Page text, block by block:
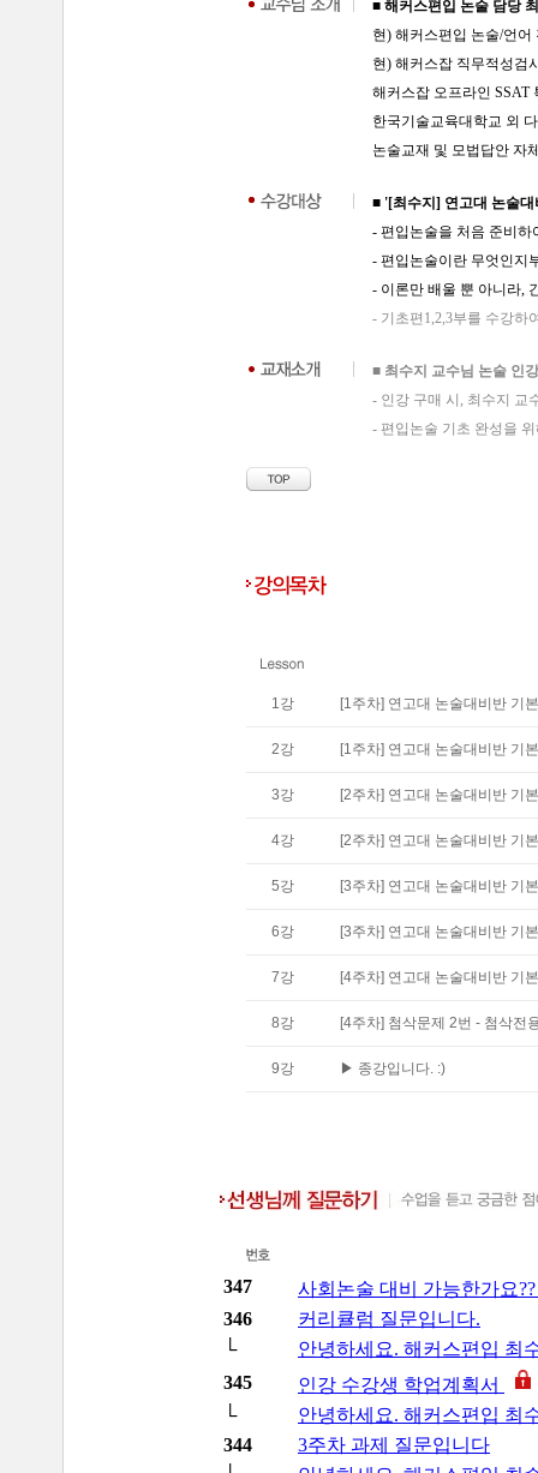
■ 해커스편입 논술 담당
현) 해커스편입 논술/언어
현) 해커스잡 직무적성검
해커스잡 오프라인 SSAT
한국기술교육대학교 외
논술교재 및 모법답안 자
■ '[최수지] 연고대 논술
- 편입논술을 처음 준비하
- 편입논술이란 무엇인지
- 이론만 배울 뿐 아니라,
- 기초편1,2,3부를 수강하
■ 최수지 교수님 논술 인
- 인강 구매 시, 최수지 교
- 편입논술 기초 완성을
1강 [1주차] 연고대 논술대비반 기
2강 [1주차] 연고대 논술대비반 기
3강 [2주차] 연고대 논술대비반 기
4강 [2주차] 연고대 논술대비반 기
5강 [3주차] 연고대 논술대비반 기
6강 [3주차] 연고대 논술대비반 기
7강 [4주차] 연고대 논술대비반 기
8강 [4주차] 첨삭문제 2번 - 첨삭전
9강 ▶ 종강입니다. :)